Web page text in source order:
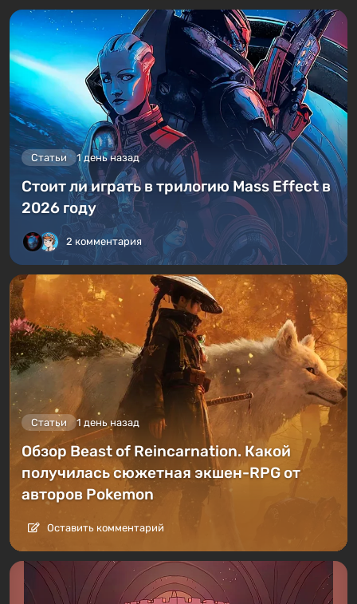
Статьи 1 день назад
Стоит ли играть в трилогию Mass Effect в
2026 году
2 комментария
Статьи 1 день назад
Обзор Beast of Reincarnation. Какой
получилась сюжетная экшен-RPG от
авторов Pokemon
Оставить комментарий